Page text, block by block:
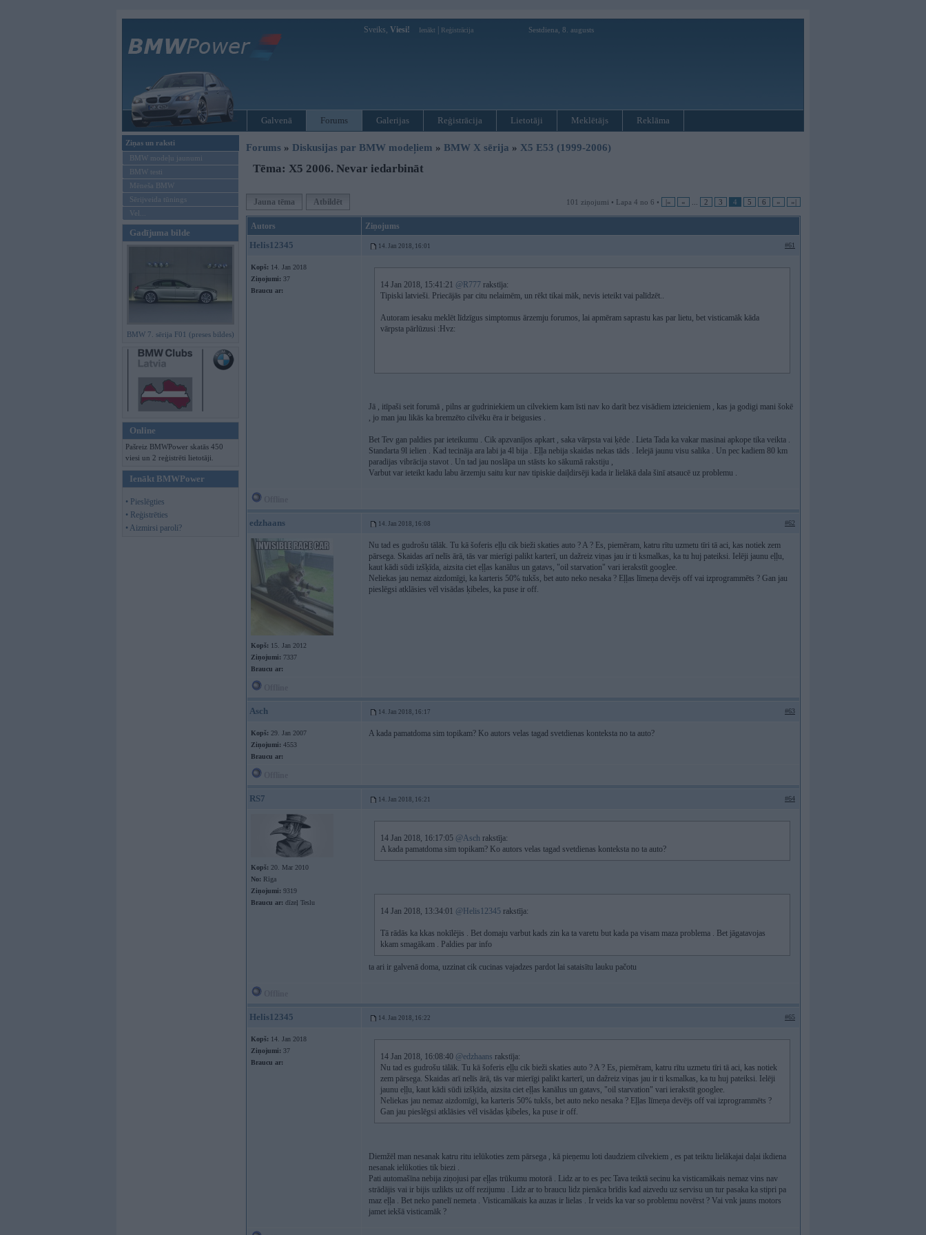
Sveiks, Viesi! Ienākt Reģistrācija Sestdiena, 8. augusts
Galvenā Forums Galerijas Reģistrācija Lietotāji Meklētājs Reklāma
Ziņas un raksti
BMW modeļu jaunumi
BMW testi
Mēneša BMW
Sērijveida tūnings
Vel...
Gadījuma bilde
BMW 7. sērija F01 (preses bildes)
Online
Pašreiz BMWPower skatās 450
viesi un 2 reģistrēti lietotāji.
Ienākt BMWPower
• Pieslēgties
• Reģistrēties
• Aizmirsi paroli?
Forums » Diskusijas par BMW modeļiem » BMW X sērija » X5 E53 (1999-2006)
Tēma: X5 2006. Nevar iedarbināt
Jauna tēma Atbildēt 101 ziņojumi • Lapa 4 no 6 • |« « 2 3 4 5 6 » »|
Autors Ziņojums
Helis12345 14. Jan 2018, 16:01 #61
Kopš: 14. Jan 2018
Ziņojumi: 37
Braucu ar:
14 Jan 2018, 15:41:21 @R777 rakstīja:
Tipiski latvieši. Priecājās par citu nelaimēm, un rēkt tikai māk, nevis ieteikt vai palīdzēt..
Autoram iesaku meklēt līdzīgus simptomus ārzemju forumos, lai apmēram saprastu kas par lietu, bet visticamāk kāda
vārpsta pārlūzusi :Hvz:
Jā , itīpaši seit forumā , pilns ar gudriniekiem un cilvekiem kam īsti nav ko darīt bez visādiem izteicieniem , kas ja godigi mani šokē
, jo man jau likās ka bremzēto cilvēku ēra ir beigusies .
Bet Tev gan paldies par ieteikumu . Cik apzvanījos apkart , saka vārpsta vai ķēde . Lieta Tada ka vakar masinai apkope tika veikta .
Standarta 9l ielien . Kad tecināja ara labi ja 4l bija . Eļļa nebija skaidas nekas tāds . Ielejā jaunu visu salika . Un pec kadiem 80 km
paradijas vibrācija stavot . Un tad jau noslāpa un stāsts ko sākumā rakstiju ,
Varbut var ieteikt kadu labu ārzemju saitu kur nav tipiskie daiļdirsēji kada ir lielākā dala šinī atsaucē uz problemu .
edzhaans 14. Jan 2018, 16:08 #62
Kopš: 15. Jan 2012
Ziņojumi: 7337
Braucu ar:
Nu tad es gudrošu tālāk. Tu kā šoferis eļļu cik bieži skaties auto ? A ? Es, piemēram, katru rītu uzmetu tīri tā aci, kas notiek zem
pārsega. Skaidas arī nelīs ārā, tās var mierīgi palikt karterī, un dažreiz viņas jau ir ti ksmalkas, ka tu huj pateiksi. Ielēji jaunu eļļu,
kaut kādi sūdi izšķīda, aizsita ciet eļļas kanālus un gatavs, "oil starvation" vari ierakstīt googlee.
Neliekas jau nemaz aizdomīgi, ka karteris 50% tukšs, bet auto neko nesaka ? Eļļas līmeņa devējs off vai izprogrammēts ? Gan jau
pieslēgsi atklāsies vēl visādas ķibeles, ka puse ir off.
Asch 14. Jan 2018, 16:17 #63
Kopš: 29. Jan 2007
Ziņojumi: 4553
Braucu ar:
A kada pamatdoma sim topikam? Ko autors velas tagad svetdienas konteksta no ta auto?
RS7 14. Jan 2018, 16:21 #64
Kopš: 20. Mar 2010
No: Rīga
Ziņojumi: 9319
Braucu ar: dīzeļ Teslu
14 Jan 2018, 16:17:05 @Asch rakstīja:
A kada pamatdoma sim topikam? Ko autors velas tagad svetdienas konteksta no ta auto?
14 Jan 2018, 13:34:01 @Helis12345 rakstīja:
Tā rādās ka kkas nokīlējis . Bet domaju varbut kads zin ka ta varetu but kada pa visam maza problema . Bet jāgatavojas
kkam smagākam . Paldies par info
ta ari ir galvenā doma, uzzinat cik cucinas vajadzes pardot lai sataisītu lauku pačotu
Helis12345 14. Jan 2018, 16:22 #65
Kopš: 14. Jan 2018
Ziņojumi: 37
Braucu ar:
14 Jan 2018, 16:08:40 @edzhaans rakstīja:
Nu tad es gudrošu tālāk. Tu kā šoferis eļļu cik bieži skaties auto ? A ? Es, piemēram, katru rītu uzmetu tīri tā aci, kas notiek
zem pārsega. Skaidas arī nelīs ārā, tās var mierīgi palikt karterī, un dažreiz viņas jau ir ti ksmalkas, ka tu huj pateiksi. Ielēji
jaunu eļļu, kaut kādi sūdi izšķīda, aizsita ciet eļļas kanālus un gatavs, "oil starvation" vari ierakstīt googlee.
Neliekas jau nemaz aizdomīgi, ka karteris 50% tukšs, bet auto neko nesaka ? Eļļas līmeņa devējs off vai izprogrammēts ?
Gan jau pieslēgsi atklāsies vēl visādas ķibeles, ka puse ir off.
Diemžēl man nesanak katru ritu ielūkoties zem pārsega , kā pieņemu loti daudziem cilvekiem , es pat teiktu lielākajai daļai ikdiena
nesanak ielūkoties tik biezi .
Pati automašīna nebija ziņojusi par eļļas trūkumu motorā . Lidz ar to es pec Tava teiktā secinu ka visticamākais nemaz vins nav
strādājis vai ir bijis uzlikts uz off rezijumu . Lidz ar to braucu lidz pienāca brīdis kad aizvedu uz servisu un tur pasaka ka stipri pa
maz eļļa . Bet neko panelī nemeta . Visticamākais ka auzas ir lielas . Ir veids ka var so problemu novērst ? Vai vnk jauns motors
jamet iekšā visticamāk ?